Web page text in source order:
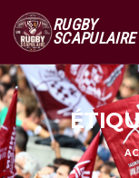
RUGBY
SCAPULAIRE